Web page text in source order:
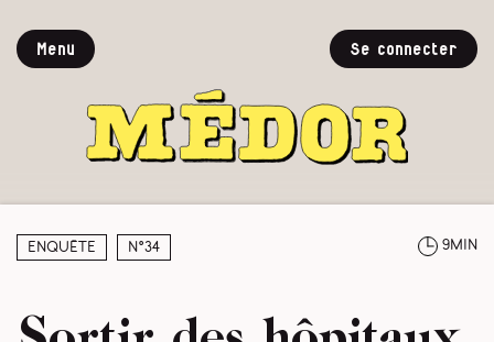
Menu Se connecter
Enquête N°34 9min